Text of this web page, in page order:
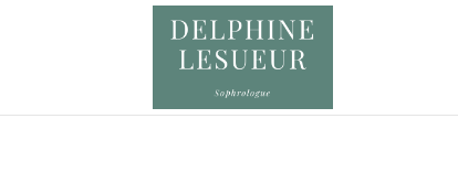
Retrouvez Delphine Lesueur sur Resalib : annuaire,